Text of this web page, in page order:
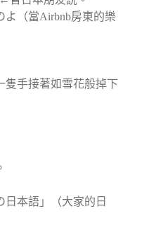
よ（當Airbnb房東的樂
隻手接著如雪花般掉下
日本語」（大家的日